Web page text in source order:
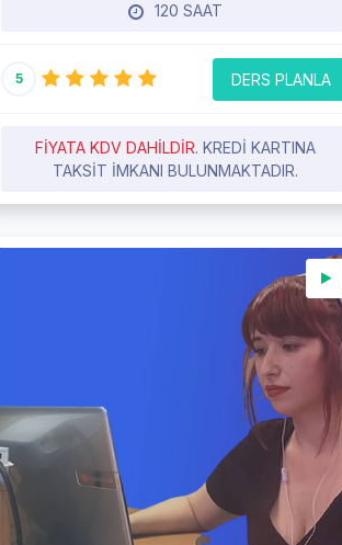
120 SAAT
5 DERS PLANLA
FIYATA KDV DAHILDIR. KREDI KARTINA
TAKSIT IMKANI BULUNMAKTADIR.